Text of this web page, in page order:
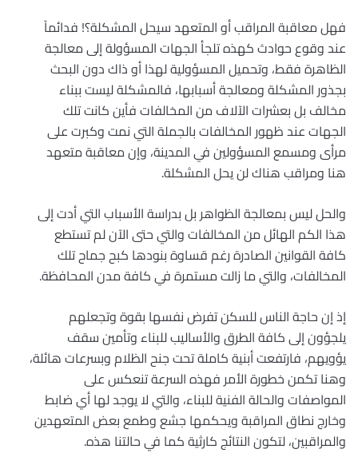
فهل معاقبة المراقب أو المتعهد سيحل المشكلة؟! فدائماً
عند وقوع حوادث كهذه تلجأ الجهات المسؤولة إلى معالجة
الظاهرة فقط، وتحميل المسؤولية لهذا أو ذاك دون البحث
بجذور المشكلة ومعالجة أسبابها، فالمشكلة ليست ببناء
مخالف بل بعشرات الآلاف من المخالفات فأين كانت تلك
الجهات عند ظهور المخالفات بالجملة التي نمت وكبرت على
مرأى ومسمع المسؤولين في المدينة، وإن معاقبة متعهد
هنا ومراقب هناك لن يحل المشكلة. ‏
والحل ليس بمعالجة الظواهر بل بدراسة الأسباب التي أدت إلى
هذا الكم الهائل من المخالفات والتي حتى الآن لم تستطع
كافة القوانين الصادرة رغم قساوة بنودها كبح جماح تلك
المخالفات، والتي ما زالت مستمرة في كافة مدن المحافظة. ‏
إذ إن حاجة الناس للسكن تفرض نفسها بقوة وتجعلهم
يلجؤون إلى كافة الطرق والأساليب للبناء وتأمين سقف
يؤويهم، فارتفعت أبنية كاملة تحت جنح الظلام وبسرعات هائلة،
وهنا تكمن خطورة الأمر فهذه السرعة تنعكس على
المواصفات والحالة الفنية للبناء، والتي لا يوجد لها أي ضابط
وخارج نطاق المراقبة ويحكمها جشع وطمع بعض المتعهدين
والمراقبين، لتكون النتائج كارثية كما في حالتنا هذه. ‏